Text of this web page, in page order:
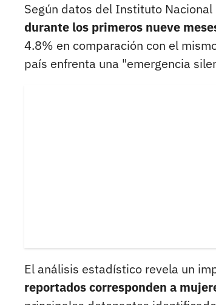
Según datos del Instituto
durante los primeros nueve
4.8% en comparación con el
país enfrenta una "emergencia
El análisis estadístico revela un
reportados corresponden a